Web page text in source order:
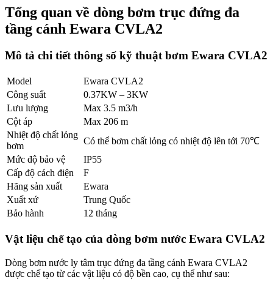
Tổng quan về dòng bơm trục đứng đa
tầng cánh Ewara CVLA2
Mô tả chi tiết thông số kỹ thuật bơm Ewara CVLA2
Model
Ewara CVLA2
Công suất
0.37KW – 3KW
Lưu lượng
Max 3.5 m3/h
Cột áp
Max 206 m
Nhiệt độ chất lỏng
bơm
Có thể bơm chất lỏng có nhiệt độ lên tới 70℃
Mức độ bảo vệ
IP55
Cấp độ cách điện
F
Hãng sản xuất
Ewara
Xuất xứ
Trung Quốc
Bảo hành
12 tháng
Vật liệu chế tạo của dòng bơm nước Ewara CVLA2
Dòng bơm nước ly tâm trục đứng đa tầng cánh Ewara CVLA2
được chế tạo từ các vật liệu có độ bền cao, cụ thể như sau: